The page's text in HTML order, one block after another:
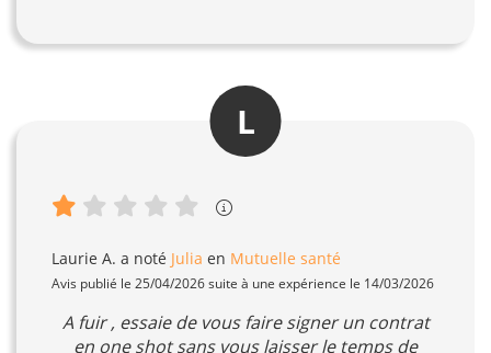
L
Laurie A. a noté Julia en Mutuelle santé
Avis publié le 25/04/2026 suite à une expérience le 14/03/2026
A fuir , essaie de vous faire signer un contrat
en one shot sans vous laisser le temps de